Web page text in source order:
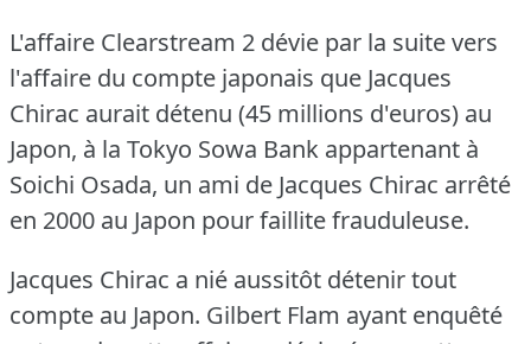
L'affaire Clearstream 2 dévie par la suite vers
l'affaire du compte japonais que Jacques
Chirac aurait détenu (45 millions d'euros) au
Japon, à la Tokyo Sowa Bank appartenant à
Soichi Osada, un ami de Jacques Chirac arrêté
en 2000 au Japon pour faillite frauduleuse.
Jacques Chirac a nié aussitôt détenir tout
compte au Japon. Gilbert Flam ayant enquêté